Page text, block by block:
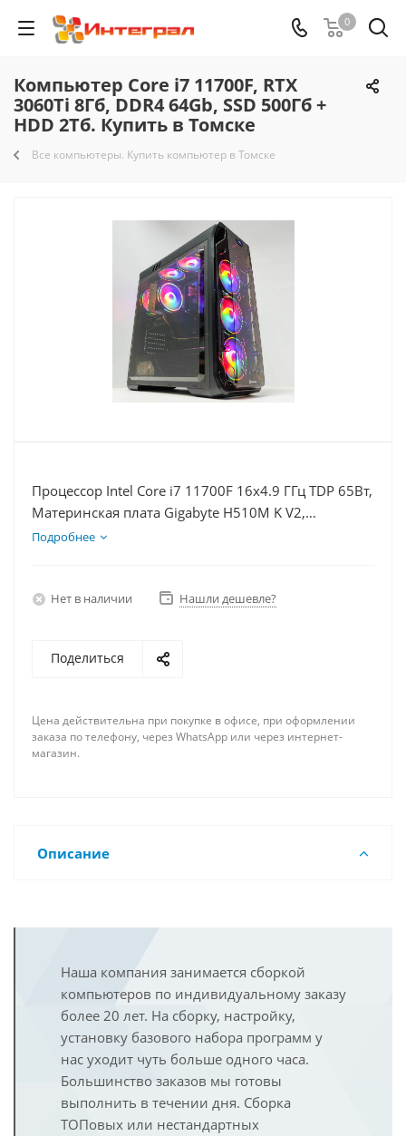
0
Компьютер Core i7 11700F, RTX
3060Ti 8Гб, DDR4 64Gb, SSD 500Гб +
HDD 2Тб. Купить в Томске
Все компьютеры. Купить компьютер в Томске
Процессор Intel Core i7 11700F 16x4.9 ГГц TDP 65Вт,
Материнская плата Gigabyte H510M K V2,
Видеокарта RTX 3060Ti 8Гб, Память DDR4 64Gb,
Подробнее
Нет в наличии Нашли дешевле?
Поделиться
Цена действительна при покупке в офисе, при оформлении
заказа по телефону, через WhatsApp или через интернет-
магазин.
Описание
Наша компания занимается сборкой
компьютеров по индивидуальному заказу
более 20 лет. На сборку, настройку,
установку базового набора программ у
нас уходит чуть больше одного часа.
Большинство заказов мы готовы
выполнить в течении дня. Сборка
ТОПовых или нестандартных